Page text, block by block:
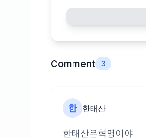
Comment 3
한 한태산
한태산은혁명이야